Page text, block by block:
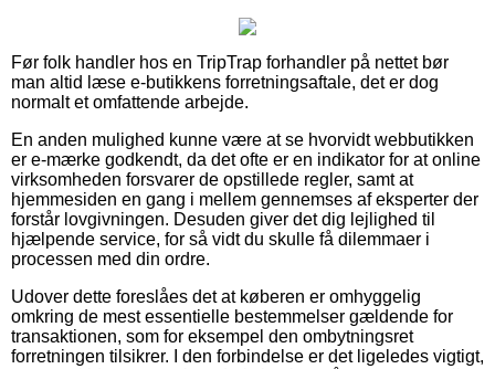
Før folk handler hos en TripTrap forhandler på nettet bør
man altid læse e-butikkens forretningsaftale, det er dog
normalt et omfattende arbejde.
En anden mulighed kunne være at se hvorvidt webbutikken
er e-mærke godkendt, da det ofte er en indikator for at online
virksomheden forsvarer de opstillede regler, samt at
hjemmesiden en gang i mellem gennemses af eksperter der
forstår lovgivningen. Desuden giver det dig lejlighed til
hjælpende service, for så vidt du skulle få dilemmaer i
processen med din ordre.
Udover dette foreslåes det at køberen er omhyggelig
omkring de mest essentielle bestemmelser gældende for
transaktionen, som for eksempel den ombytningsret
forretningen tilsikrer. I den forbindelse er det ligeledes vigtigt,